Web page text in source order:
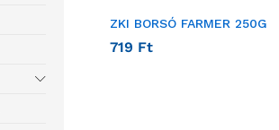
ZKI BORSÓ FARMER 250G
719 Ft